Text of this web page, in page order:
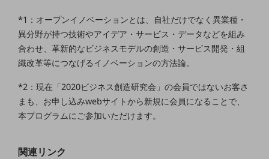
建設業
地域産業
ゲーム感覚で見つける
ビジネスお悩み診断
NTTドコモビジネス
オンラインショップ
相談・申し込みができるバーチャルショップ
*1：オープンイノベーションとは、自社だけでなく異業種・
異分野が持つ技術やアイデア・サービス・データなどを組み
合わせ、革新的なビジネスモデルの創造・サービス開発・組
織改革等につなげるイノベーションの方法論。
*2：現在「2020ビジネス創造研究会」の会員ではないお客さ
まも、お申し込みwebサイトから新規に会員になることで、
本プログラムにご参加いただけます。
関連リンク